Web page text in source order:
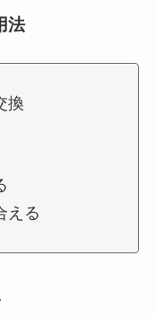
法
換
える